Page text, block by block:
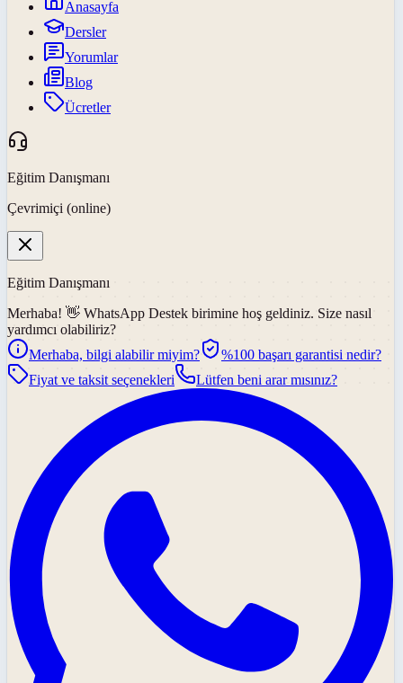
Anasayfa
Dersler
Yorumlar
Blog
Ücretler
Eğitim Danışmanı
Çevrimiçi (online)
Eğitim Danışmanı
Merhaba! 👋 WhatsApp Destek birimine hoş geldiniz. Size nasıl
yardımcı olabiliriz?
Merhaba, bilgi alabilir miyim?
%100 başarı garantisi nedir?
Fiyat ve taksit seçenekleri
Lütfen beni arar mısınız?